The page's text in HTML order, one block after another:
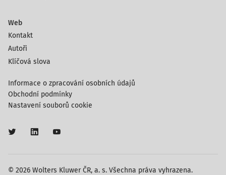
Web
Kontakt
Autoři
Klíčová slova
© 2026 Wolters Kluwer ČR, a. s. Všechna práva vyhrazena.
Informace o zpracování osobních údajů
Obchodní podmínky
Nastavení souborů cookie